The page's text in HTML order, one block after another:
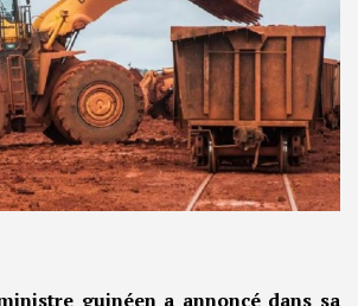
guinéen a annoncé dans sa